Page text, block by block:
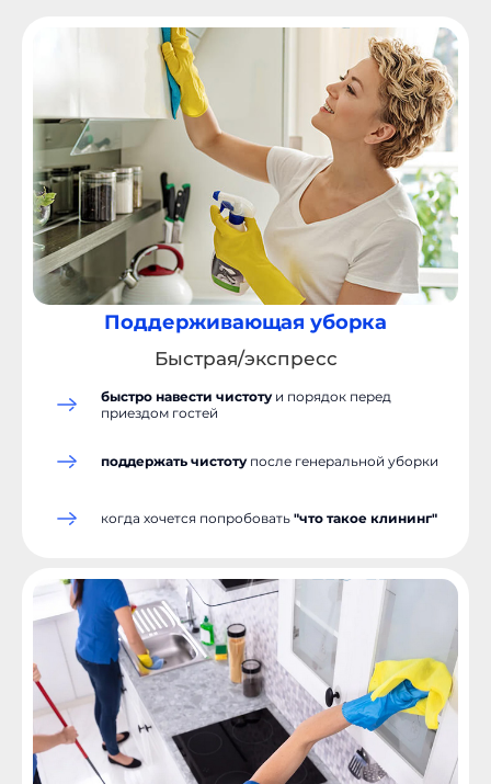
Поддерживающая уборка
Быстрая/экспресс
быстро навести чистотуи порядок перед
приездом гостей
поддержать чистоту после генеральной уборки
когда хочется попробовать "что такое клининг"